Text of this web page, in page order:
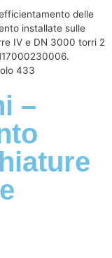
delle
installate sulle
IV e DN 3000 torri 2
433
–